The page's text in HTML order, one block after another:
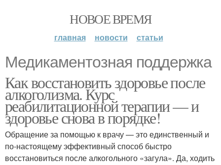
НОВОЕ ВРЕМЯ
главная новости статьи
Медикаментозная поддержка
Как восстановить здоровье после
алкоголизма. Курс
реабилитационной терапии — и
здоровье снова в порядке!
Обращение за помощью к врачу — это единственный и
по-настоящему эффективный способ быстро
восстановиться после алкогольного «загула». Да, ходить